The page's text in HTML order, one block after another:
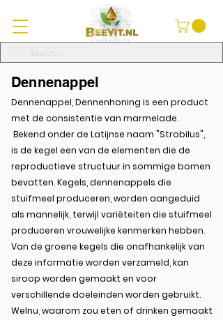
Dennenappel
Dennenappel, Dennenhoning is een product
met de consistentie van marmelade.
Bekend onder de Latijnse naam "Strobilus",
is de kegel een van de elementen die de
reproductieve structuur in sommige bomen
bevatten. Kegels, dennenappels die
stuifmeel produceren, worden aangeduid
als mannelijk, terwijl variëteiten die stuifmeel
produceren vrouwelijke kenmerken hebben.
Van de groene kegels die onafhankelijk van
deze informatie worden verzameld, kan
siroop worden gemaakt en voor
verschillende doeleinden worden gebruikt.
Welnu, waarom zou eten of drinken gemaakt